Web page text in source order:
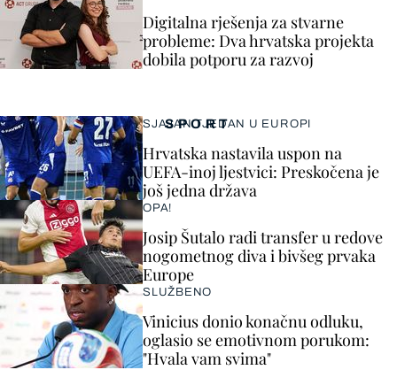
SPORT
SJAJAN TJEDAN U EUROPI
Hrvatska nastavila uspon na
UEFA-inoj ljestvici: Preskočena je
još jedna država
OPA!
Josip Šutalo radi transfer u redove
nogometnog diva i bivšeg prvaka
Europe
SLUŽBENO
Vinicius donio konačnu odluku,
oglasio se emotivnom porukom:
"Hvala vam svima"
Digitalna rješenja za stvarne
probleme: Dva hrvatska projekta
dobila potporu za razvoj